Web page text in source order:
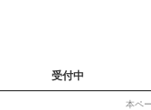
受付中
本ペ